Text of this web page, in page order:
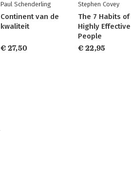
Paul Schenderling
Continent van de
kwaliteit
€ 27,50
Stephen Covey
The 7 Habits of
Highly Effective
People
€ 22,95